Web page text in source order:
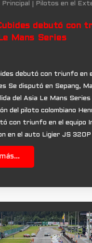
Pilotos en el
debutó con
Mans Series
debutó con triunfo en
Se disputó en Sepang,
del Asia Le Mans Series
del piloto colombiano
con triunfo en el equipo
en el auto Ligier JS 320P